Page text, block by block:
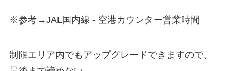
※参考→JAL国内線 - 空港カウンター営業時間
制限エリア内でもアップグレードできますので、